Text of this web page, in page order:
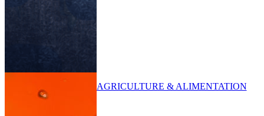
AGRICULTURE & ALIMENTATION